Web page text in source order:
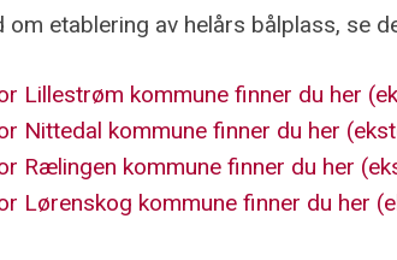
om etablering av helårs bålplass, se
Lillestrøm kommune finner du her
Nittedal kommune finner du her
Rælingen kommune finner du her
Lørenskog kommune finner du her